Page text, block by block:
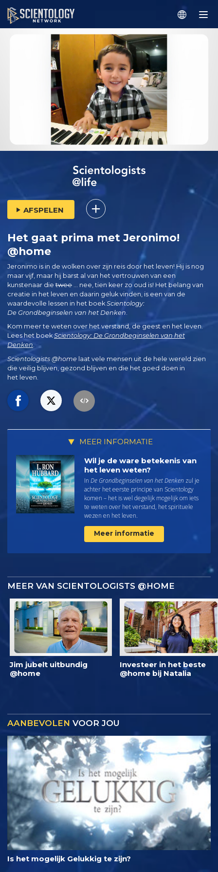
AFSPELEN
Het gaat prima met Jeronimo!
@home
Jeronimo is in de wolken over zijn reis door het leven! Hij is nog
maar vijf, maar hij barst al van het vertrouwen van een
kunstenaar dietwee ... nee, tien keer zo oud is! Het belang van
creatie in het leven en daarin geluk vinden, is een van de
waardevolle lessen in het boek Scientology:
De Grondbeginselen van het Denken
Kom meer te weten over het verstand, de geest en het leven.
Lees het boekScientology: De Grondbeginselen van het
Denken.
Scientologists @home laat vele mensen uit de hele wereld zien
die veilig blijven, gezond blijven en die het goed doen in
het leven.
MEER INFORMATIE
Wil je de ware betekenis van
het leven weten?
In De Grondbeginselen van het Denken zul je
achter het eerste principe van Scientology
komen – het is wel degelijk mogelijk om iets
te weten over het verstand, het spirituele
wezen en het leven.
Meer informatie
MEER VAN SCIENTOLOGISTS @HOME
Jim jubelt uitbundig
@home
Investeer in het beste
@home bij Natalia
AANBEVOLEN VOOR JOU
Is het mogelijk Gelukkig te zijn?